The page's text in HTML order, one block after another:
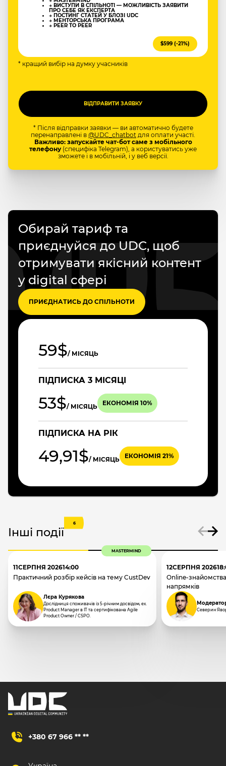
→ ВИСТУПИ В СПІЛЬНОТІ — МОЖЛИВІСТЬ ЗАЯВИТИ
ПРО СЕБЕ ЯК ЕКСПЕРТА
→ ПОСТИНГ СТАТЕЙ У БЛОЗІ UDC
→ МЕНТОРСЬКА ПРОГРАМА
→ PEER TO PEER
$599 (-21%)
* кращий вибір на думку учасників
* Після відправки заявки — ви автоматично будете
перенаправлені в @UDC_chatbot для оплати участі.
Важливо: запускайте чат-бот саме з мобільного
телефону(специфіка Telegram), а користуватись уже
зможете і в мобільній, і у веб версії.
Обирай тариф та
приєднуйся до UDC, щоб
отримувати якісний контент
у digital сфері
ПРИЄДНАТИСЬ ДО СПІЛЬНОТИ
59$/ МІСЯЦЬ
ПІДПИСКА 3 МІСЯЦІ
53$/ МІСЯЦЬ ЕКОНОМІЯ 10%
ПІДПИСКА НА РІК
49,91$/ МІСЯЦЬ ЕКОНОМІЯ 21%
Інші події
6
MASTERMIND
11СЕРПНЯ 202614:00
Практичний розбір кейсів на тему CustDev
Лєра Курякова
Дослідниця споживачів із 5-річним досвідом, ex.
Product Manager в IT та сертифікована Agile
Product Owner / CSPO.
12СЕРПНЯ 2026
Online-
напрямків
Северин
+380 67 966 ** **